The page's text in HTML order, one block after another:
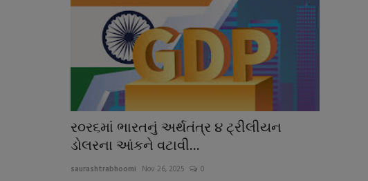
ર૦ર૬માં ભારતનું અર્થતંત્ર ૪ ટ્રીલીયન
ડોલરના આંકને વટાવી...
saurashtrabhoomi Nov 26, 2025 0